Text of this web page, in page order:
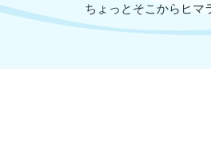
ちょっとそこからヒマ